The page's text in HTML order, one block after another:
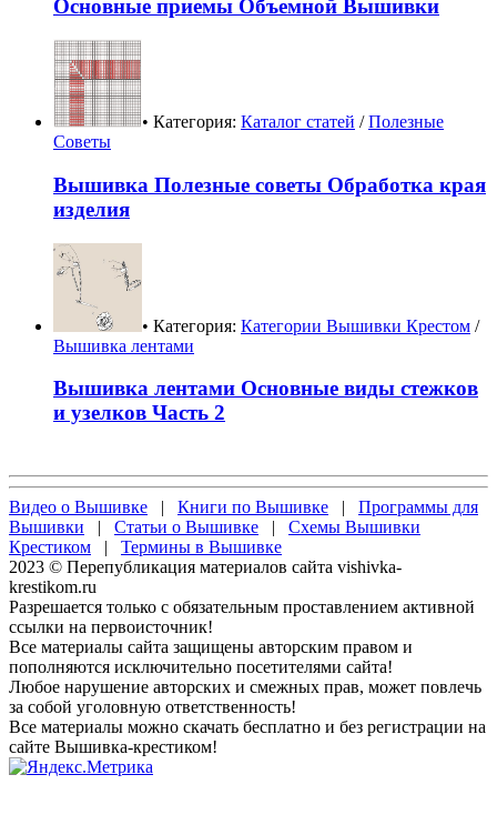
Основные приемы Объемной Вышивки
• Категория: Каталог статей /Полезные
Советы
Вышивка Полезные советы Обработка края
изделия
• Категория: Категории Вышивки Крестом /
Вышивка лентами
Вышивка лентами Основные виды стежков
и узелков Часть 2
Видео о Вышивке | Книги по Вышивке | Программы для
Вышивки | Статьи о Вышивке | Схемы Вышивки
Крестиком | Термины в Вышивке
2023 © Перепубликация материалов сайта vishivka-
krestikom.ru
Разрешается только с обязательным проставлением активной
ссылки на первоисточник!
Все материалы сайта защищены авторским правом и
пополняются исключительно посетителями сайта!
Любое нарушение авторских и смежных прав, может повлечь
за собой уголовную ответственность!
Все материалы можно скачать бесплатно и без регистрации на
сайте Вышивка-крестиком!